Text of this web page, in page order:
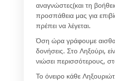
αναγνώστες(και τη
προσπάθεια μας για
πρέπει να λέγεται.
Όση ώρα γράφουμε
δονήσεις. Στο Ληξούρι,
νιώσει περισσότερους,
Το όνειρο κάθε